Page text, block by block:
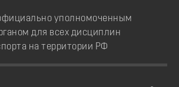
уполномоченным
для всех дисциплин
на территории РФ